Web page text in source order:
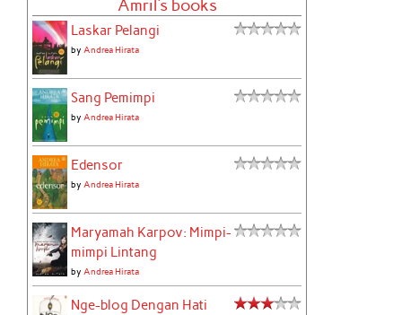
Amril's books
Laskar Pelangi
byAndrea Hirata
Sang Pemimpi
byAndrea Hirata
Edensor
byAndrea Hirata
Maryamah Karpov: Mimpi-
mimpi Lintang
byAndrea Hirata
Nge-blog Dengan Hati